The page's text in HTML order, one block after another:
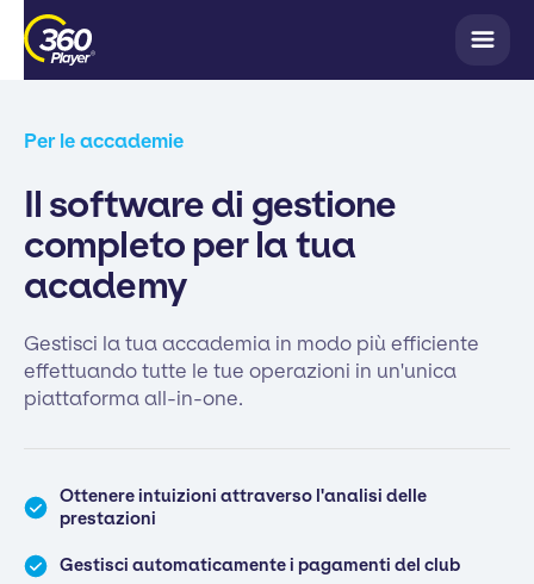
Per le accademie
Il software di gestione
completo per la tua
academy
Gestisci la tua accademia in modo più efficiente
effettuando tutte le tue operazioni in un'unica
piattaforma all-in-one.
Ottenere intuizioni attraverso l'analisi delle
prestazioni
Gestisci automaticamente i pagamenti del club